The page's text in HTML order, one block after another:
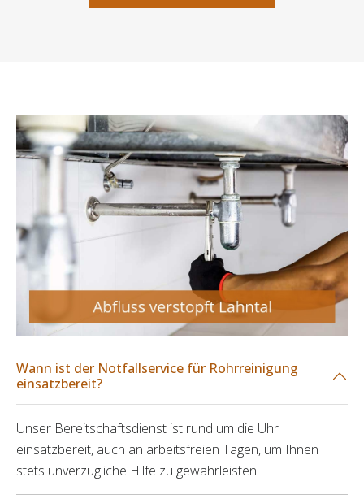
Wann ist der Notfallservice für Rohrreinigung
einsatzbereit?
Unser Bereitschaftsdienst ist rund um die Uhr
einsatzbereit, auch an arbeitsfreien Tagen, um Ihnen
stets unverzügliche Hilfe zu gewährleisten.